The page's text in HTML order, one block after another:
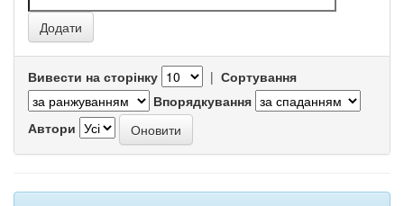
Вивести на сторінку | Сортування
Впорядкування
Автори